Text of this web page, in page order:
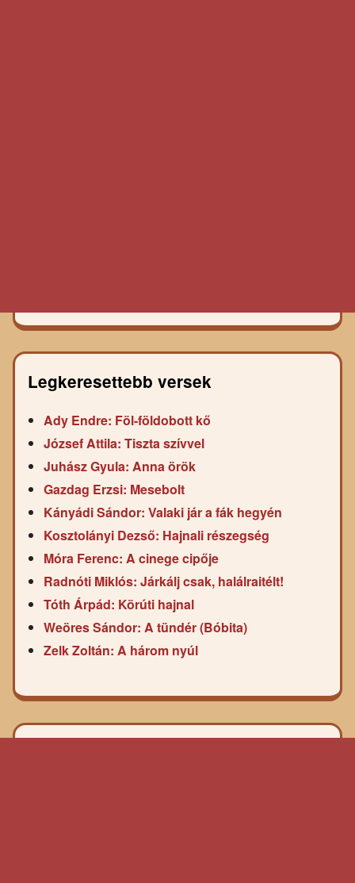
Legkeresettebb versek
Ady Endre: Föl-földobott kő
József Attila: Tiszta szívvel
Juhász Gyula: Anna örök
Gazdag Erzsi: Mesebolt
Kányádi Sándor: Valaki jár a fák hegyén
Kosztolányi Dezső: Hajnali részegség
Móra Ferenc: A cinege cipője
Radnóti Miklós: Járkálj csak, halálraitélt!
Tóth Árpád: Körúti hajnal
Weöres Sándor: A tündér (Bóbita)
Zelk Zoltán: A három nyúl